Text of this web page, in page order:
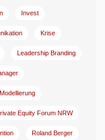
Invest
Krise
Leadership Branding
Modellierung
Equity Forum NRW
Roland Berger